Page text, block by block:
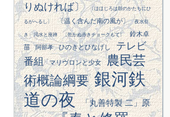
りぬければ〕
〔ほほじろは鼓のかたちにひ
るがへるし〕 〔温く含んだ南の風が〕 夜水引
き 渇水と座禅 〔乾かぬ赤きチョークもて〕
鈴木卓
苗
阿部孝 ひのきとひなげし
テレビ
番組
マリヴロンと少女
農民芸
術概論綱要 銀河鉄
道の夜
「丸善特製 二」原